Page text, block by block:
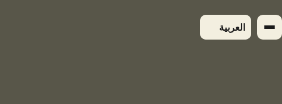
إلى
المحتوى
العربية